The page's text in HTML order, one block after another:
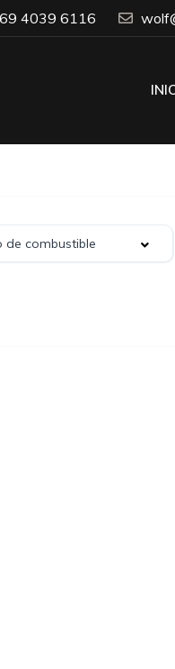
4039 6116